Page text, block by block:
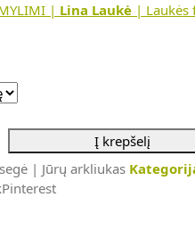
| Lina Laukė | Laukės
Į krepšelį
segė | Jūrų arkliukas
Pinterest